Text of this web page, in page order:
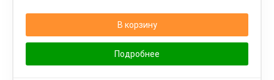
В корзину
Подробнее